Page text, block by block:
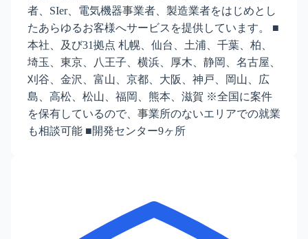
者、SIer、電気機器事業者、製造業者をはじめとし
たあらゆるお客様へサービスを提供しています。 ■
本社、及び31拠点 札幌、仙台、土浦、千葉、柏、
埼玉、東京、八王子、横浜、厚木、静岡、名古屋、
刈谷、金沢、富山、京都、大阪、神戸、岡山、広
島、高松、松山、福岡、熊本、滋賀 ※全国に案件
を保有しているので、事業所のないエリアでの就業
も相談可能 ■開発センター9ヶ所